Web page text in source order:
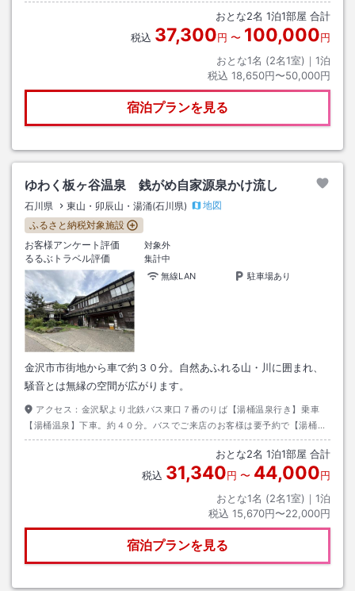
東Ｉ．Ｃより国道８号線
おとな2名 1泊1部屋 合計
税込 37,300円 〜 100,000円
おとな1名 (2名1室)｜ 1泊
税込 18,650円〜50,000円
宿泊プランを見る
ゆわく板ヶ谷温泉 銭がめ自家源泉かけ流し
石川県 東山・卯辰山・湯涌(石川県)
地図
ふるさと納税対象施設
お客様アンケート評価
対象外
るるぶトラベル評価
集計中
無線LAN
駐車場あり
金沢市市街地から車で約３０分。自然あふれる山・川に囲まれ、
騒音とは無縁の空間が広がります。
アクセス： 金沢駅より北鉄バス東口７番のりば【湯桶温泉行き】乗車
【湯桶温泉】下車。約４０分。バスでご来店のお客様は要予約で【湯桶温
泉】まで送迎させて頂きます。
おとな2名 1泊1部屋 合計
税込 31,340円 〜 44,000円
おとな1名 (2名1室)｜ 1泊
税込 15,670円〜22,000円
宿泊プランを見る